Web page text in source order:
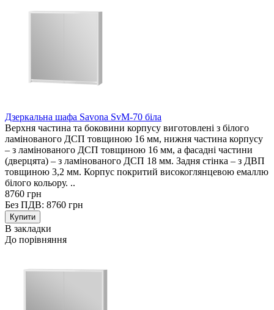
Дзеркальна шафа Savona SvM-70 біла
Верхня частина та боковини корпусу виготовлені з білого
ламінованого ДСП товщиною 16 мм, нижня частина корпусу
– з ламінованого ДСП товщиною 16 мм, а фасадні частини
(дверцята) – з ламінованого ДСП 18 мм. Задня стінка – з ДВП
товщиною 3,2 мм. Корпус покритий високоглянцевою емаллю
білого кольору. ..
8760 грн
Без ПДВ: 8760 грн
В закладки
До порівняння